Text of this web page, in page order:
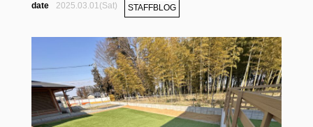
2025.03.01(Sat) STAFFBLOG